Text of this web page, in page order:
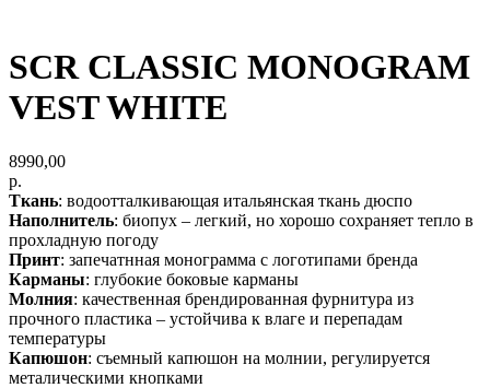
SCR CLASSIC MONOGRAM
VEST WHITE
8990,00
р.
Ткань: водоотталкивающая итальянская ткань дюспо
Наполнитель: биопух – легкий, но хорошо сохраняет тепло в
прохладную погоду
Принт: запечатнная монограмма с логотипами бренда
Карманы: глубокие боковые карманы
Молния: качественная брендированная фурнитура из
прочного пластика – устойчива к влаге и перепадам
температуры
Капюшон: съемный капюшон на молнии, регулируется
металическими кнопками